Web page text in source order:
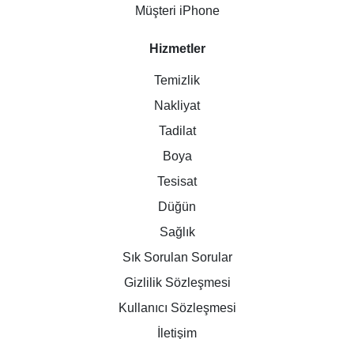
Müşteri iPhone
Hizmetler
Temizlik
Nakliyat
Tadilat
Boya
Tesisat
Düğün
Sağlık
Sık Sorulan Sorular
Gizlilik Sözleşmesi
Kullanıcı Sözleşmesi
İletişim